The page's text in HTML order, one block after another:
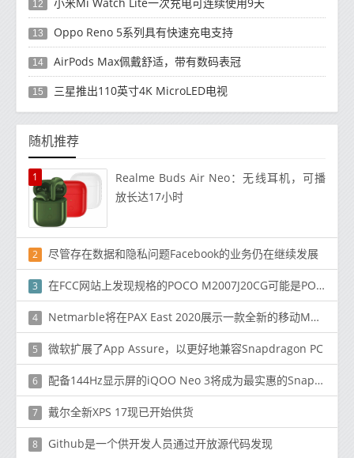
12 小米Mi Watch Lite一次充电可连续使用9天
13 Oppo Reno 5系列具有快速充电支持
14 AirPods Max佩戴舒适，带有数码表冠
15 三星推出110英寸4K MicroLED电视
随机推荐
1
Realme Buds Air Neo：无线耳机，可播
放长达17小时
2 尽管存在数据和隐私问题Facebook的业务仍在继续发展
3 在FCC网站上发现规格的POCO M2007J20CG可能是POCO X3
4 Netmarble将在PAX East 2020展示一款全新的移动MARVEL游戏
5 微软扩展了App Assure，以更好地兼容Snapdragon PC
6 配备144Hz显示屏的iQOO Neo 3将成为最实惠的Snapdragon 865手机
7 戴尔全新XPS 17现已开始供货
8 Github是一个供开发人员通过开放源代码发现